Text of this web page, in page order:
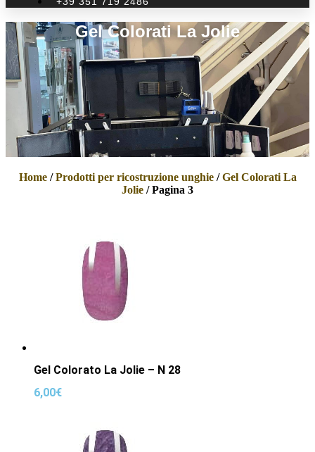
Gel Colorati La Jolie
Home/Prodotti per ricostruzione unghie/Gel Colorati La
Jolie / Pagina 3
Gel Colorato La Jolie – N 28
6,00€